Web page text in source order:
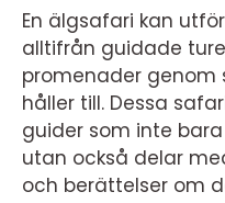
En älgsafari kan
alltifrån guidade
promenader genom
håller till. Dessa
guider som inte
utan också delar
och berättelser om